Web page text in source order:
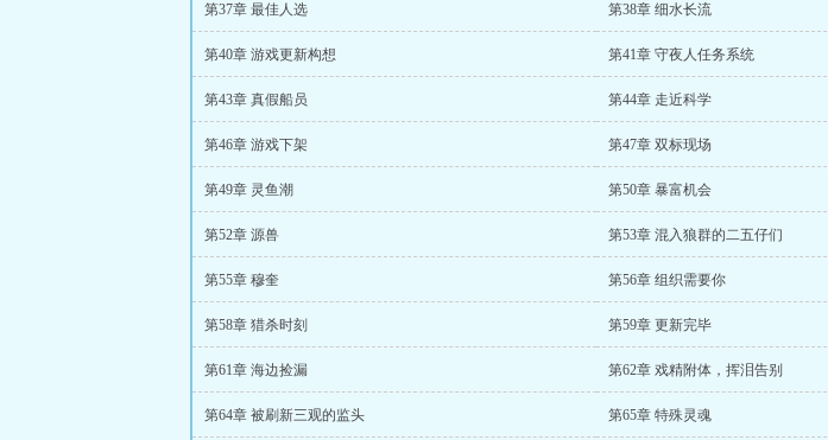
第37章 最佳人选 第38章 细水长流
第40章 游戏更新构想 第41章 守夜人任务系统
第43章 真假船员 第44章 走近科学
第46章 游戏下架 第47章 双标现场
第49章 灵鱼潮 第50章 暴富机会
第52章 源兽 第53章 混入狼群的二五仔们
第55章 穆奎 第56章 组织需要你
第58章 猎杀时刻 第59章 更新完毕
第61章 海边捡漏 第62章 戏精附体，挥泪告别
第64章 被刷新三观的监头 第65章 特殊灵魂